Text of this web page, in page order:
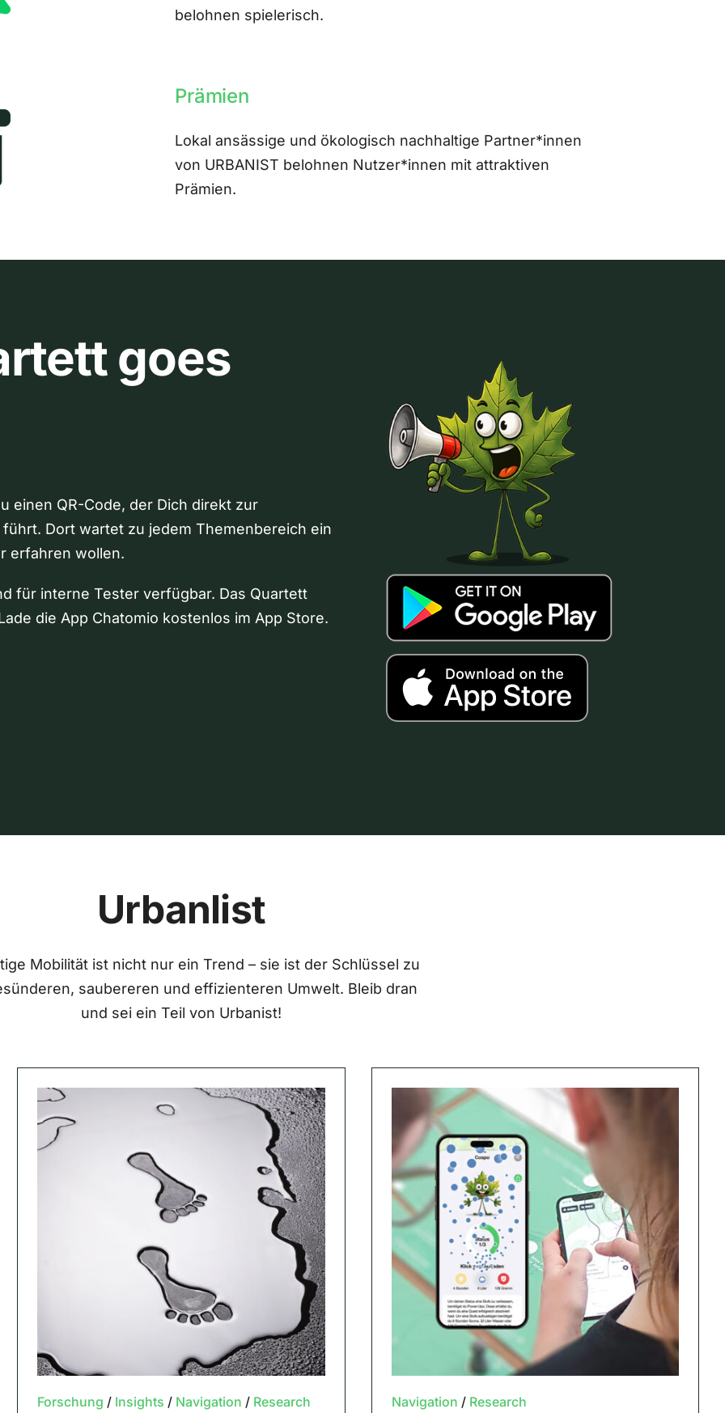
belohnen spielerisch.
Prämien
Lokal ansässige und ökologisch nachhaltige Partner*innen
von URBANIST belohnen Nutzer*innen mit attraktiven
Prämien.
goes
einen QR-Code, der Dich direkt zur
Dort wartet zu jedem Themenbereich ein
erfahren wollen.
für interne Tester verfügbar. Das Quartett
die App Chatomio kostenlos im App Store.
Urbanlist
Mobilität ist nicht nur ein Trend – sie ist der Schlüssel zu
saubereren und effizienteren Umwelt. Bleib dran
und sei ein Teil von Urbanist!
Forschung / Insights / Navigation / Research Navigation / Research